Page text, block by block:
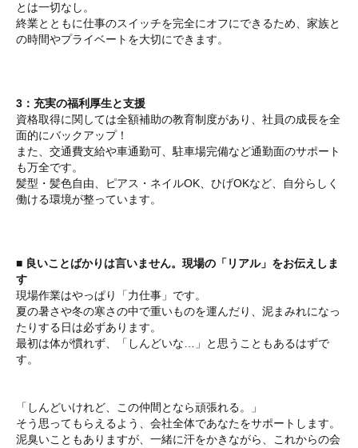
とは一切なし。
終業とともに仕事のスイッチを完全にオフにできるため、家族と
の時間やプライベートを大切にできます。
3：充実の福利厚生と支援
資格取得に関しては全額補助の教育制度があり、社員の成長を全
面的にバックアップ！
また、交通費支給や車通勤可、駐車場完備など通勤面のサポート
も万全です。
髪型・髪色自由、ピアス・ネイルOK、ひげOKなど、自分らしく
働ける環境が整っています。
■ 良いことばかりは言いません。現場の「リアル」をお伝えしま
す
現場作業はやっぱり「力仕事」です。
夏の暑さや冬の寒さの中で重いものを運んだり、泥まみれになっ
たりする日は必ずあります。
最初は体が慣れず、「しんどいな…」と思うこともあるはずで
す。
「しんどいけれど、この仲間となら頑張れる。」
そう思ってもらえるよう、会社全体であなたをサポートします。
泥臭いこともありますが、一緒に汗をかきながら、これからの会